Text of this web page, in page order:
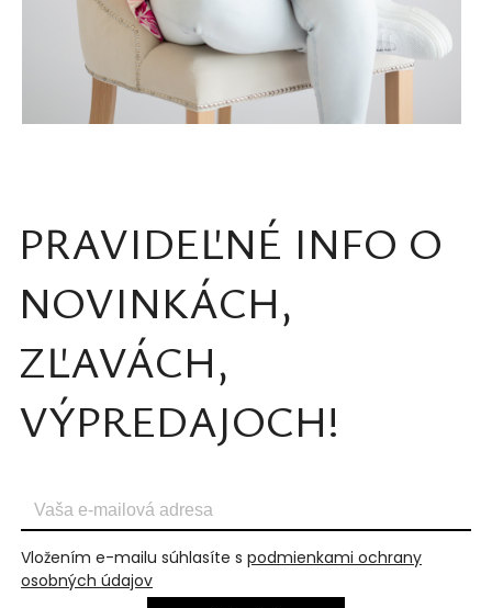
PRAVIDEĽNÉ INFO O
NOVINKÁCH,
ZĽAVÁCH,
VÝPREDAJOCH!
Vložením e-mailu súhlasíte s podmienkami ochrany
osobných údajov